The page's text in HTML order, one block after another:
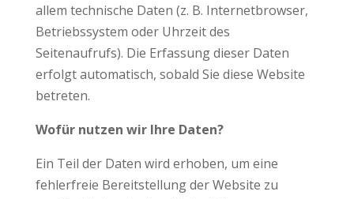
allem technische Daten (z. B. Internetbrowser,
Betriebssystem oder Uhrzeit des
Seitenaufrufs). Die Erfassung dieser Daten
erfolgt automatisch, sobald Sie diese Website
betreten.
Wofür nutzen wir Ihre Daten?
Ein Teil der Daten wird erhoben, um eine
fehlerfreie Bereitstellung der Website zu